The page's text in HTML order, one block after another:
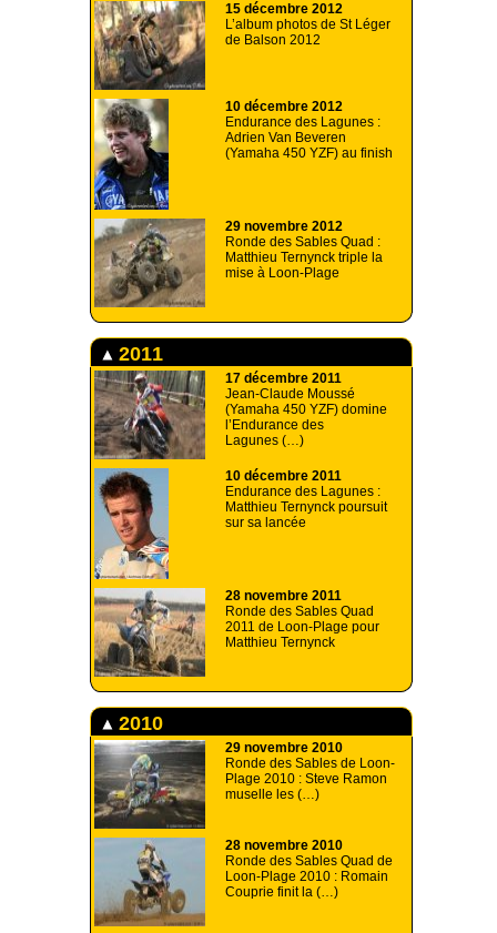
15 décembre 2012
L’album photos de St Léger
de Balson 2012
10 décembre 2012
Endurance des Lagunes :
Adrien Van Beveren
(Yamaha 450 YZF) au finish
29 novembre 2012
Ronde des Sables Quad :
Matthieu Ternynck triple la
mise à Loon-Plage
2011
17 décembre 2011
Jean-Claude Moussé
(Yamaha 450 YZF) domine
l’Endurance des
Lagunes (…)
10 décembre 2011
Endurance des Lagunes :
Matthieu Ternynck poursuit
sur sa lancée
28 novembre 2011
Ronde des Sables Quad
2011 de Loon-Plage pour
Matthieu Ternynck
2010
29 novembre 2010
Ronde des Sables de Loon-
Plage 2010 : Steve Ramon
muselle les (…)
28 novembre 2010
Ronde des Sables Quad de
Loon-Plage 2010 : Romain
Couprie finit la (…)